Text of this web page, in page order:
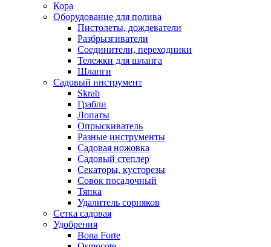
Кора
Оборудование для полива
Пистолеты, дождеватели
Разбрызгиватели
Соединители, переходники
Тележки для шланга
Шланги
Садовый инструмент
Skrab
Грабли
Лопаты
Опрыскиватель
Разные инструменты
Садовая ножовка
Садовый степлер
Секаторы, кусторезы
Совок посадочный
Тяпка
Удалитель сорняков
Сетка садовая
Удобрения
Bona Forte